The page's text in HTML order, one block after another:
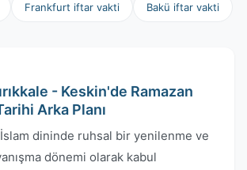
Frankfurt iftar vakti Bakü iftar vakti
- Keskin'de Ramazan
Arka Planı
İslam dininde ruhsal bir yenilenme ve
dönemi olarak kabul